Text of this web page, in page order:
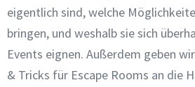
eigentlich sind, welche
bringen, und weshalb sie sich
Events eignen. Außerdem geben
& Tricks für Escape Rooms an die